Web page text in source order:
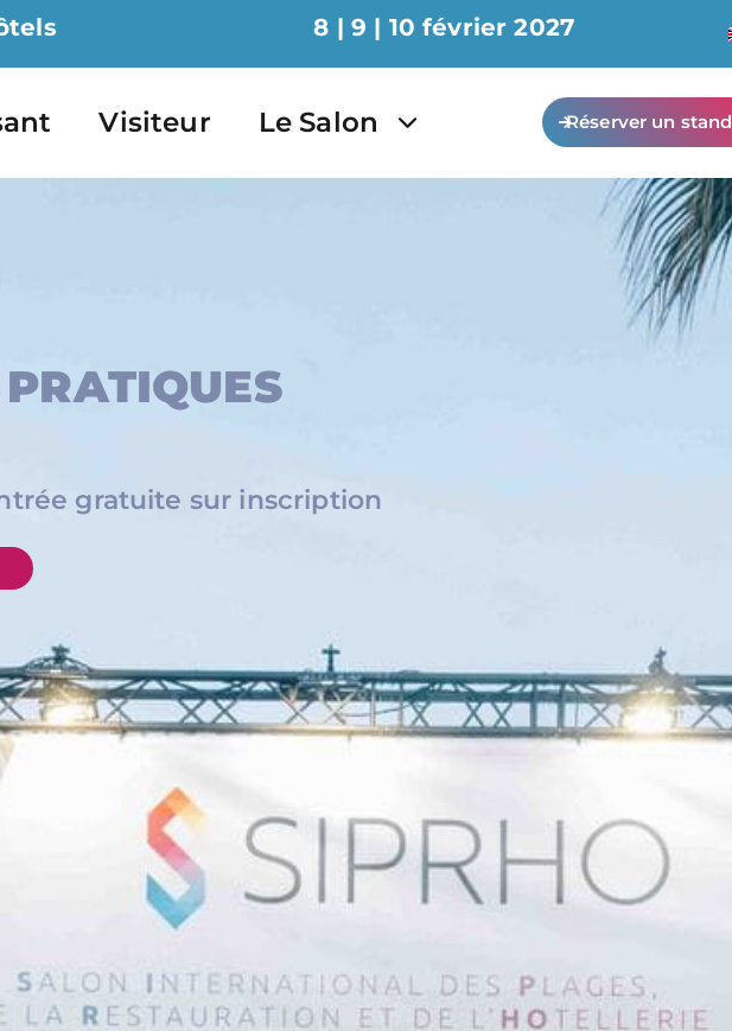
8 | 9 | 10 février 2027
Visiteur Le Salon Réserver un stand
gratuite sur inscription